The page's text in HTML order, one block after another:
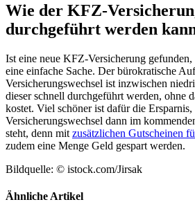
Wie der KFZ-
durchgeführt werden
Ist eine neue KFZ-Versicherung gefunden,
eine einfache Sache. Der bürokratische
Versicherungswechsel ist inzwischen
dieser schnell durchgeführt werden, ohne
kostet. Viel schöner ist dafür die
Versicherungswechsel dann im
steht, denn mit zusätzlichen Gutscheinen
zudem eine Menge Geld gespart werden.
Bildquelle: © istock.com/Jirsak
Ähnliche Artikel